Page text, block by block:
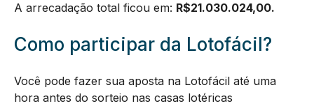
A arrecadação total ficou em: R$21.030.024,00.
Como participar da Lotofácil?
Você pode fazer sua aposta na Lotofácil até uma
hora antes do sorteio nas casas lotéricas